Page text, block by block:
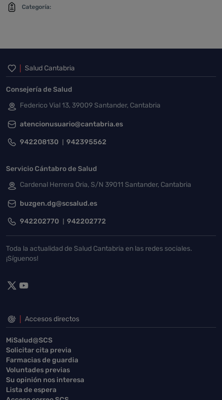
Categoría:
Inicio del pie de página
Salud Cantabria
Consejería de Salud
Federico Vial 13, 39009 Santander, Cantabria
atencionusuario@cantabria.es
942208130 942395562
Servicio Cántabro de Salud
Cardenal Herrera Oria, S/N 39011 Santander, Cantabria
buzgen.dg@scsalud.es
942202770 942202772
Toda la actualidad de Salud Cantabria en las redes sociales.
¡Síguenos!
Accesos directos
MiSalud@SCS
Solicitar cita previa
Farmacias de guardia
Voluntades previas
Su opinión nos interesa
Lista de espera